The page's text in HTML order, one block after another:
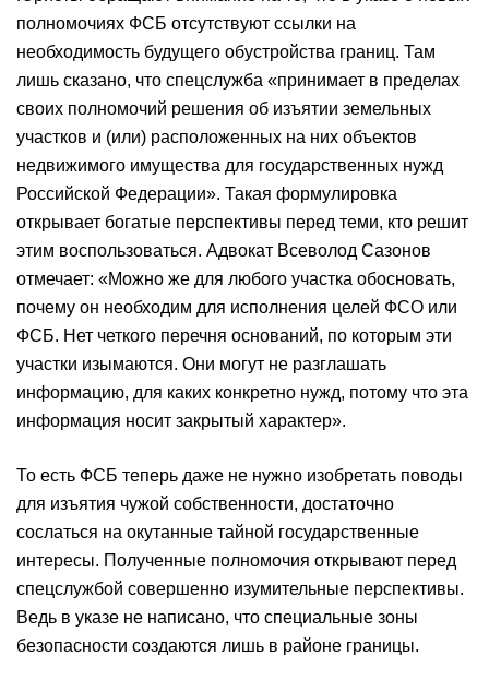
полномочиях ФСБ отсутствуют ссылки на
необходимость будущего обустройства границ. Там
лишь сказано, что спецслужба «принимает в пределах
своих полномочий решения об изъятии земельных
участков и (или) расположенных на них объектов
недвижимого имущества для государственных нужд
Российской Федерации». Такая формулировка
открывает богатые перспективы перед теми, кто решит
этим воспользоваться. Адвокат Всеволод Сазонов
отмечает: «Можно же для любого участка обосновать,
почему он необходим для исполнения целей ФСО или
ФСБ. Нет четкого перечня оснований, по которым эти
участки изымаются. Они могут не разглашать
информацию, для каких конкретно нужд, потому что эта
информация носит закрытый характер».
То есть ФСБ теперь даже не нужно изобретать поводы
для изъятия чужой собственности, достаточно
сослаться на окутанные тайной государственные
интересы. Полученные полномочия открывают перед
спецслужбой совершенно изумительные перспективы.
Ведь в указе не написано, что специальные зоны
безопасности создаются лишь в районе границы.